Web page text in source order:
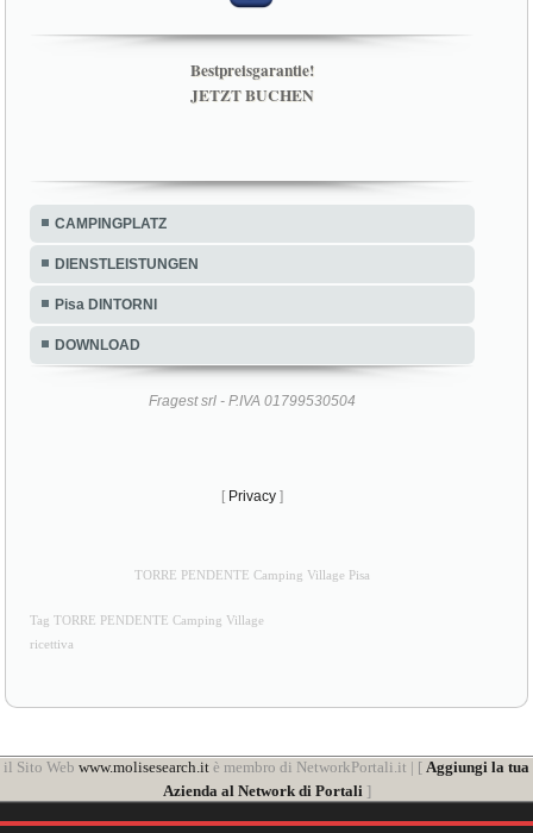
Bestpreisgarantie!
JETZT BUCHEN
CAMPINGPLATZ
DIENSTLEISTUNGEN
Pisa DINTORNI
DOWNLOAD
Fragest srl - P.IVA 01799530504
[ Privacy ]
TORRE PENDENTE Camping Village Pisa
Tag TORRE PENDENTE Camping Village
ricettiva
il Sito Web www.molisesearch.it è membro di NetworkPortali.it | [ Aggiungi la tua
Azienda al Network di Portali]